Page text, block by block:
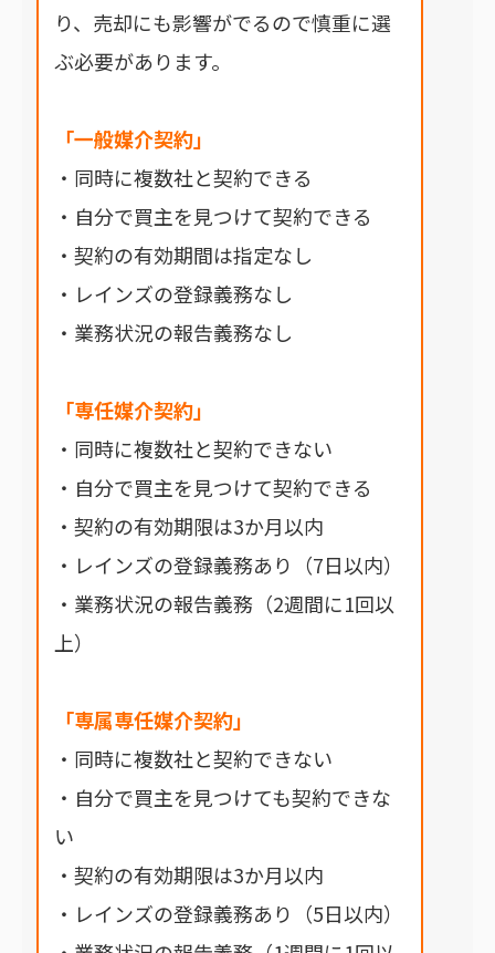
り、売却にも影響がでるので慎重に選
ぶ必要があります。
「一般媒介契約」
・同時に複数社と契約できる
・自分で買主を見つけて契約できる
・契約の有効期間は指定なし
・レインズの登録義務なし
・業務状況の報告義務なし
「専任媒介契約」
・同時に複数社と契約できない
・自分で買主を見つけて契約できる
・契約の有効期限は3か月以内
・レインズの登録義務あり（7日以内）
・業務状況の報告義務（2週間に1回以
上）
「専属専任媒介契約」
・同時に複数社と契約できない
・自分で買主を見つけても契約できな
い
・契約の有効期限は3か月以内
・レインズの登録義務あり（5日以内）